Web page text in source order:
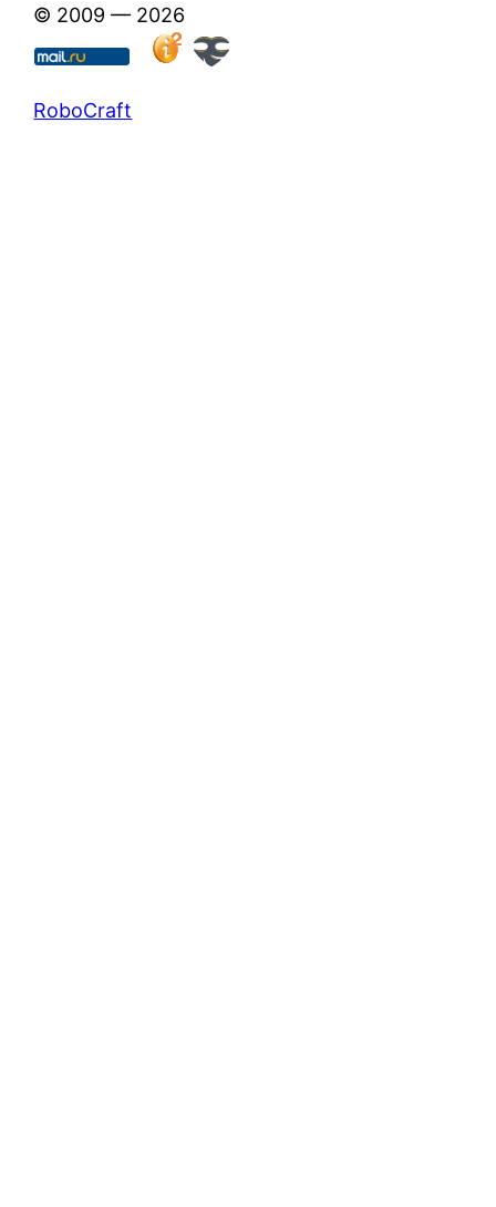
© 2009 — 2026
RoboCraft